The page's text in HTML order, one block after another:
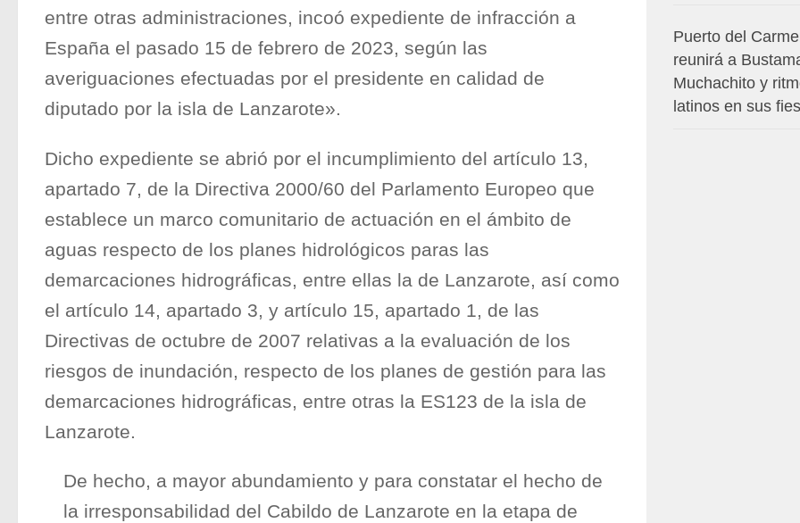
entre otras administraciones, incoó expediente de infracción a
España el pasado 15 de febrero de 2023, según las
averiguaciones efectuadas por el presidente en calidad de
diputado por la isla de Lanzarote».
Dicho expediente se abrió por el incumplimiento del artículo 13,
apartado 7, de la Directiva 2000/60 del Parlamento Europeo que
establece un marco comunitario de actuación en el ámbito de
aguas respecto de los planes hidrológicos paras las
demarcaciones hidrográficas, entre ellas la de Lanzarote, así como
el artículo 14, apartado 3, y artículo 15, apartado 1, de las
Directivas de octubre de 2007 relativas a la evaluación de los
riesgos de inundación, respecto de los planes de gestión para las
demarcaciones hidrográficas, entre otras la ES123 de la isla de
Lanzarote.
De hecho, a mayor abundamiento y para constatar el hecho de
la irresponsabilidad del Cabildo de Lanzarote en la etapa de
Puerto del
reunirá a
Muchachito y
latinos en sus